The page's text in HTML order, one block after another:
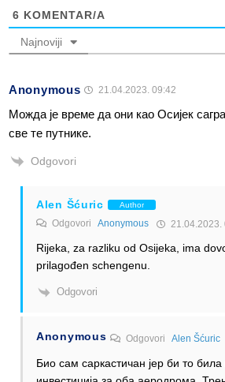
6 KOMENTAR/A
Najnoviji
Anonymous 21.04.2023. 09:42
Можда је време да они као Осијек
све те путнике.
Odgovori
Alen Šćuric Author
Odgovori Anonymous 21.04.2023.
Rijeka, za razliku od Osijeka, ima
prilagođen schengenu.
Odgovori
Anonymous OdgovoriAlen Šćuric
Био сам саркастичан јер би то